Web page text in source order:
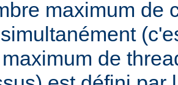
maximum de
de